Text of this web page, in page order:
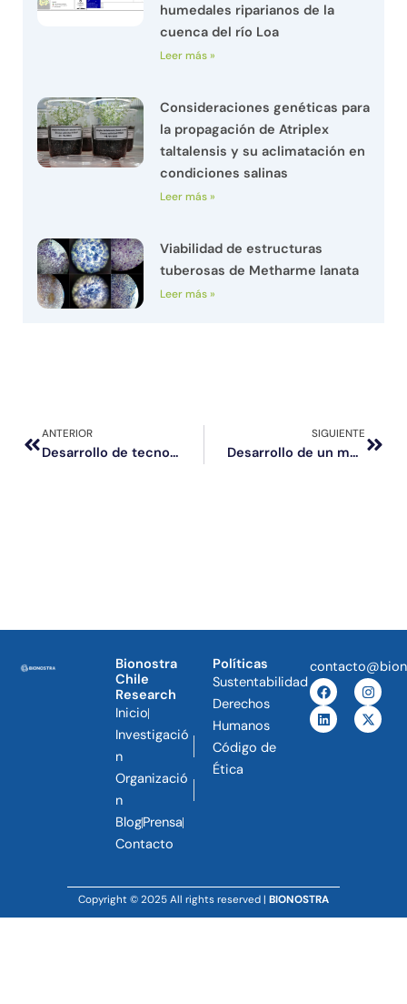
humedales riparianos de la
cuenca del río Loa
Leer más »
Consideraciones genéticas para
la propagación de Atriplex
taltalensis y su aclimatación en
condiciones salinas
Leer más »
Viabilidad de estructuras
tuberosas de Metharme lanata
Leer más »
ANTERIOR
Desarrollo de tecnología para la producción de un híbrido de Jatropha con características de interés productivo y comercial.
SIGUIENTE
Desarrollo de un modelo para estimular la incorporación de prácticas sustentables en los sistemas productivos agropecuarios y el desarrollo de nuevos emprendimientos en sectores prioritarios para MLP
Bionostra
Chile
Research
Inicio
Investigació
n
Organizació
n
BlogPrensa
Contacto
Políticas
Sustentabilidad
Derechos
Humanos
Código de
Ética
F
a
c
e
b
I
n
s
t
a
L
i
n
k
e
X
-
t
w
i
Copyright © 2025 All rights reserved | BIONOSTRA